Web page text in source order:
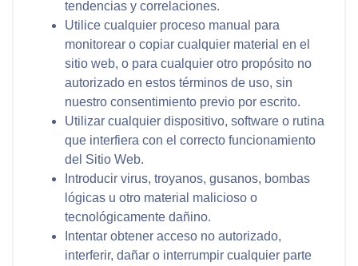
tendencias y correlaciones.
Utilice cualquier proceso manual para
monitorear o copiar cualquier material en el
sitio web, o para cualquier otro propósito no
autorizado en estos términos de uso, sin
nuestro consentimiento previo por escrito.
Utilizar cualquier dispositivo, software o rutina
que interfiera con el correcto funcionamiento
del Sitio Web.
Introducir virus, troyanos, gusanos, bombas
lógicas u otro material malicioso o
tecnológicamente dañino.
Intentar obtener acceso no autorizado,
interferir, dañar o interrumpir cualquier parte